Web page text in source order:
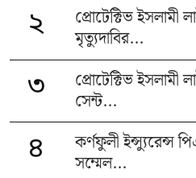
২
প্রোটেক্টিভ ইসলামী
মৃত্যুদাবির...
৩
প্রোটেক্টিভ ইসলামী
সেন্ট...
৪
কর্ণফুলী ইন্স্যুরেন্স
সম্মেল...